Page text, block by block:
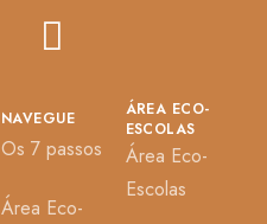
NAVEGUE
Os 7 passos
Área Eco-
ÁREA ECO-
ESCOLAS
Área Eco-
Escolas